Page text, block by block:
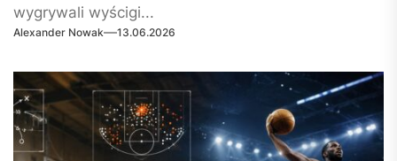
wygrywali wyścigi...
Alexander Nowak 13.06.2026